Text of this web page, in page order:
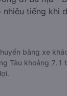
nhiêu tiếng khi
bằng xe
Tàu khoảng 7.1